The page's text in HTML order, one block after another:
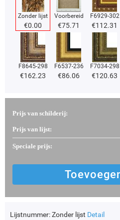
Zonder lijst
€0.00
Voorbereid
€75.71
F6929-302
€112.31
F8645-298
€162.23
F6537-236
€86.06
F7034-298
€120.63
Prijs van schilderij:
Prijs van lijst:
Speciale prijs:
Lijstnummer:Zonder lijst Detail